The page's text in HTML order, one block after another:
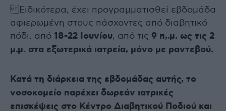
Ειδικότερα, έχει προγραμματισθεί εβδομάδα
αφιερωμένη στους πάσχοντες από διαβητικό
πόδι, από 18-22 Ιουνίου, από τις 9 π,.μ. ως τις 2
μ.μ. στα εξωτερικά ιατρεία, μόνο με ραντεβού.
Κατά τη διάρκεια της εβδομάδας αυτής, το
νοσοκομείο παρέχει δωρεάν ιατρικές
επισκέψεις στο Κέντρο Διαβητικού Ποδιού και